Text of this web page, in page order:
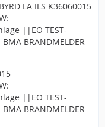
LA ILS K36060015
||EO TEST-
BRANDMELDER
||EO TEST-
BRANDMELDER